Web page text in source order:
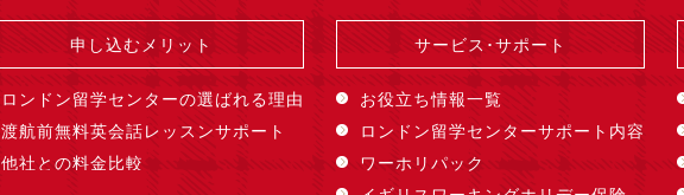
申し込むメリット
ロンドン留学センターの選ばれる理由
渡航前無料英会話レッスンサポート
他社との料金比較
サービス･サポート
お役立ち情報一覧
ロンドン留学センターサポート内容
ワーホリパック